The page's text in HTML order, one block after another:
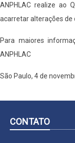
ANPHLAC realize ao
acarretar alterações de
Para maiores
ANPHLAC
São Paulo, 4 de
CONTATO